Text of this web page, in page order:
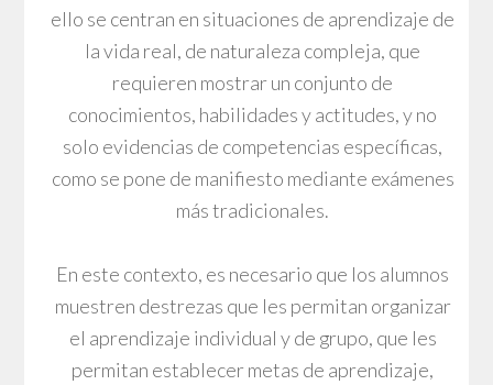
ello se centran en situaciones de aprendizaje de
la vida real, de naturaleza compleja, que
requieren mostrar un conjunto de
conocimientos, habilidades y actitudes, y no
solo evidencias de competencias específicas,
como se pone de manifiesto mediante exámenes
más tradicionales.
En este contexto, es necesario que los alumnos
muestren destrezas que les permitan organizar
el aprendizaje individual y de grupo, que les
permitan establecer metas de aprendizaje,